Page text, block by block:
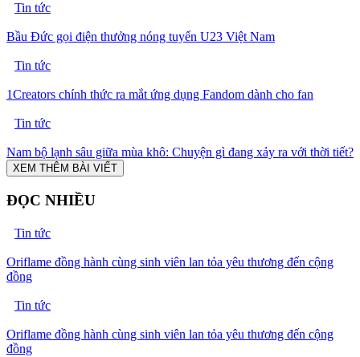
Tin tức
Bầu Đức gọi điện thưởng nóng tuyển U23 Việt Nam
Tin tức
1Creators chính thức ra mắt ứng dụng Fandom dành cho fan
Tin tức
Nam bộ lạnh sâu giữa mùa khô: Chuyện gì đang xảy ra với thời tiết?
XEM THÊM BÀI VIẾT
ĐỌC NHIỀU
Tin tức
Oriflame đồng hành cùng sinh viên lan tỏa yêu thương đến cộng
đồng
Tin tức
Oriflame đồng hành cùng sinh viên lan tỏa yêu thương đến cộng
đồng